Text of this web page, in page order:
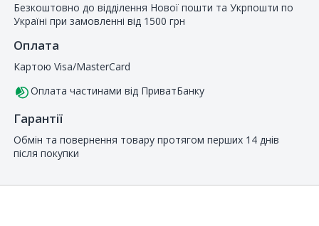
Безкоштовно до відділення Нової пошти та Укрпошти по
Україні при замовленні від 1500 грн
Оплата
Картою Visa/MasterCard
Оплата частинами від ПриватБанку
Гарантії
Обмін та повернення товару протягом перших 14 днів
після покупки